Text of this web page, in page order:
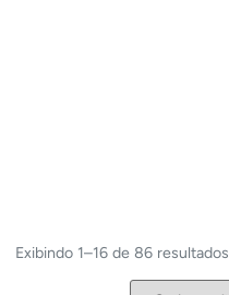
Exibindo 1–16 de 86 resultados